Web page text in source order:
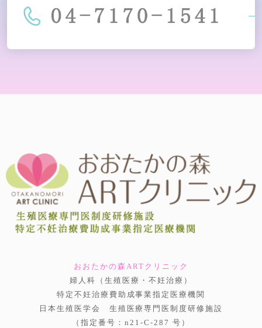
おおたかの森ARTクリニック
婦人科（生殖医療・不妊治療）
特定不妊治療費助成事業指定医療機関
日本生殖医学会 生殖医療専門医制度研修施設
（指定番号：n21-C-287 号）